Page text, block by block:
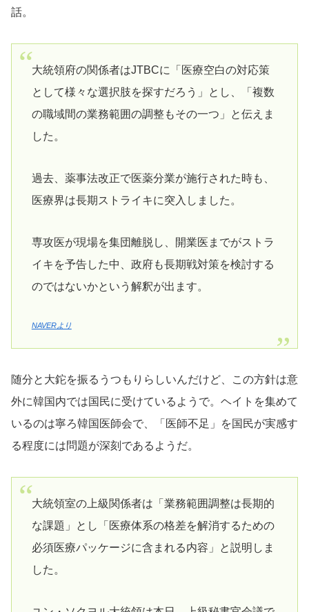
話。
大統領府の関係者はJTBCに「医療空白の対応策
として様々な選択肢を探すだろう」とし、「複数
の職域間の業務範囲の調整もその一つ」と伝えま
した。
過去、薬事法改正で医薬分業が施行された時も、
医療界は長期ストライキに突入しました。
専攻医が現場を集団離脱し、開業医までがストラ
イキを予告した中、政府も長期戦対策を検討する
のではないかという解釈が出ます。
NAVERより
随分と大鉈を振るうつもりらしいんだけど、この方針は意
外に韓国内では国民に受けているようで。ヘイトを集めて
いるのは寧ろ韓国医師会で、「医師不足」を国民が実感す
る程度には問題が深刻であるようだ。
大統領室の上級関係者は「業務範囲調整は長期的
な課題」とし「医療体系の格差を解消するための
必須医療パッケージに含まれる内容」と説明しま
した。